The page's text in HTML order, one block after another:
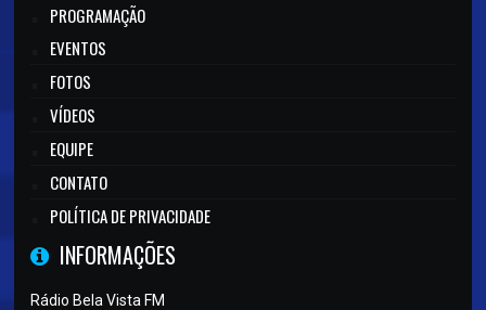
PROGRAMAÇÃO
EVENTOS
FOTOS
VÍDEOS
EQUIPE
CONTATO
POLÍTICA DE PRIVACIDADE
INFORMAÇÕES
Rádio Bela Vista FM